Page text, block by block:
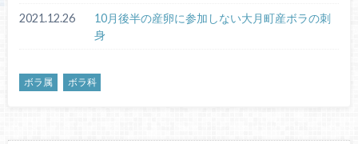
2021.12.26
10月後半の産卵に参加しない大月町産ボラの刺
身
ボラ属 ボラ科